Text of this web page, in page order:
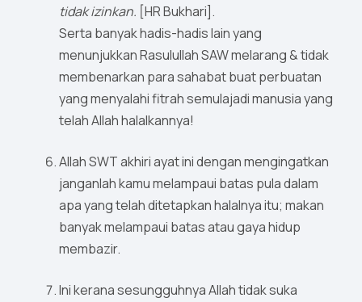
tidak izinkan. [HR Bukhari].
Serta banyak hadis-hadis lain yang
menunjukkan Rasulullah SAW melarang & tidak
membenarkan para sahabat buat perbuatan
yang menyalahi fitrah semulajadi manusia yang
telah Allah halalkannya!
Allah SWT akhiri ayat ini dengan mengingatkan
janganlah kamu melampaui batas pula dalam
apa yang telah ditetapkan halalnya itu; makan
banyak melampaui batas atau gaya hidup
membazir.
Ini kerana sesungguhnya Allah tidak suka